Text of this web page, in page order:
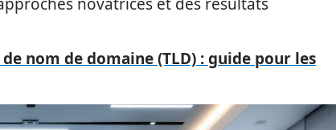
nom de domaine (TLD) : guide pour les